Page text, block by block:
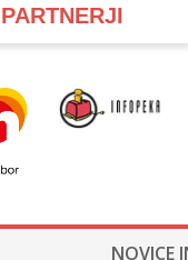
NOVICE